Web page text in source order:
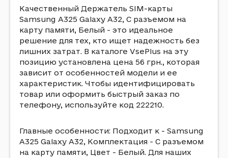
Качественный Держатель SIM-карты
Samsung A325 Galaxy A32, С разъемом на
карту памяти, Белый - это идеальное
решение для тех, кто ищет надежность без
лишних затрат. В каталоге VsePlus на эту
позицию установлена цена 56 грн., которая
зависит от особенностей модели и ее
характеристик. Чтобы идентифицировать
товар или оформить быстрый заказ по
телефону, используйте код 222210.
Главные особенности: Подходит к - Samsung
A325 Galaxy A32, Комплектация - С разъемом
на карту памяти, Цвет - Белый. Для наших